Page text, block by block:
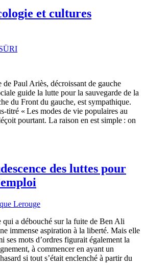
et cultures
Paul Ariès, décroissant de gauche
guide la lutte pour la sauvegarde de la
du Front du gauche, est sympathique.
titré « Les modes de vie populaires au
pourtant. La raison en est simple : on
des luttes pour
Lerouge
a débouché sur la fuite de Ben Ali
immense aspiration à la liberté. Mais elle
ses mots d’ordres figurait également la
à commencer en ayant un
si tout s’était enclenché à partir du